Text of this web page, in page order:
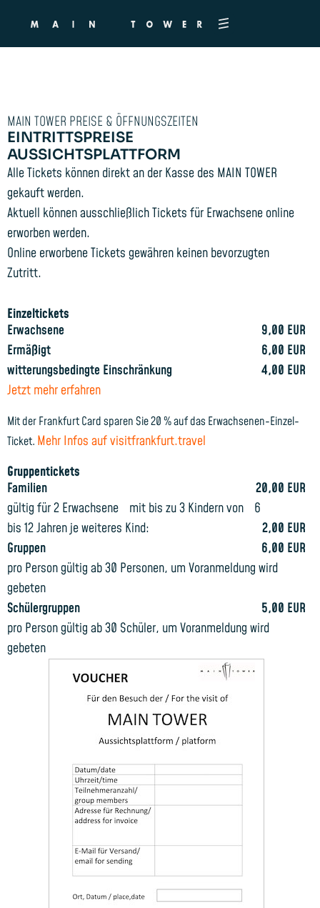
MAIN TOWER PREISE & ÖFFNUNGSZEITEN
EINTRITTSPREISE
AUSSICHTSPLATTFORM
Alle Tickets können direkt an der Kasse des MAIN TOWER
gekauft werden.
Aktuell können ausschließlich Tickets für Erwachsene online
erworben werden.
Online erworbene Tickets gewähren keinen bevorzugten
Zutritt.
Einzeltickets
Erwachsene
9,00 EUR
Ermäßigt
6,00 EUR
witterungsbedingte Einschränkung
4,00 EUR
Jetzt mehr erfahren
Mit der Frankfurt Card sparen Sie 20 % auf das Erwachsenen-Einzel-
Ticket. Mehr Infos auf visitfrankfurt.travel
Gruppentickets
Familien
20,00 EUR
gültig für 2 Erwachsene mit bis zu 3 Kindern von 6
bis 12 Jahren je weiteres Kind:
2,00 EUR
Gruppen
6,00 EUR
pro Person gültig ab 30 Personen, um Voranmeldung wird
gebeten
Schülergruppen
5,00 EUR
pro Person gültig ab 30 Schüler, um Voranmeldung wird
gebeten